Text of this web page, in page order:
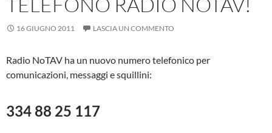
16 GIUGNO 2011 LASCIA UN COMMENTO
Radio NoTAV ha un nuovo numero telefonico per
comunicazioni, messaggi e squillini:
334 88 25 117